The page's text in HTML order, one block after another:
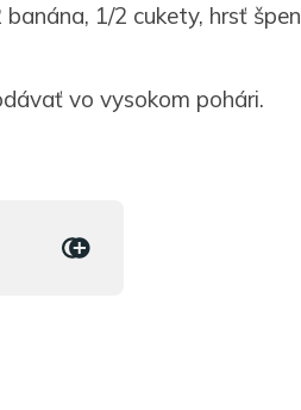
banána, 1/2 cukety, hrsť
vo vysokom pohári.